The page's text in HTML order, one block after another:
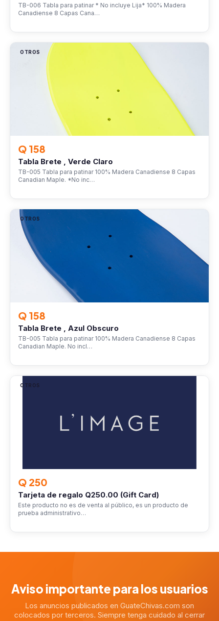
TB-006 Tabla para patinar * No incluye Lija* 100% Madera
Canadiense 8 Capas Cana…
OTROS
Q 158
Tabla Brete , Verde Claro
TB-005 Tabla para patinar 100% Madera Canadiense 8 Capas
Canadian Maple. *No inc…
OTROS
Q 158
Tabla Brete , Azul Obscuro
TB-005 Tabla para patinar 100% Madera Canadiense 8 Capas
Canadian Maple. No incl…
OTROS
Q 250
Tarjeta de regalo Q250.00 (Gift Card)
Este producto no es de venta al público, es un producto de
prueba administrativo…
Aviso importante para los usuarios
Los anuncios publicados en GuateChivas.com son
colocados por terceros. Siempre tenga cuidado al cerrar